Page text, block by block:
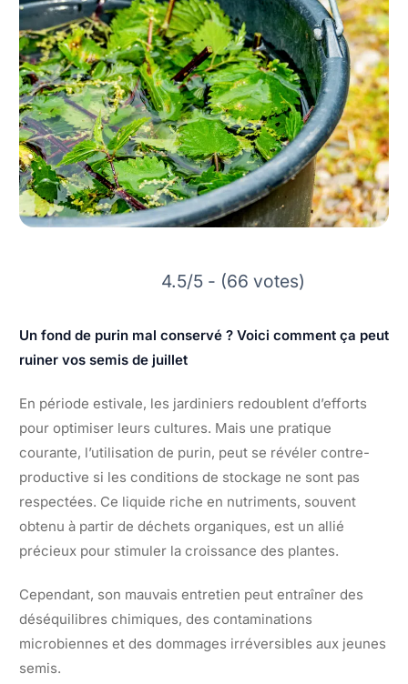
4.5/5 - (66 votes)
Un fond de purin mal conservé ? Voici comment ça peut
ruiner vos semis de juillet
En période estivale, les jardiniers redoublent d’efforts
pour optimiser leurs cultures. Mais une pratique
courante, l’utilisation de purin, peut se révéler contre-
productive si les conditions de stockage ne sont pas
respectées. Ce liquide riche en nutriments, souvent
obtenu à partir de déchets organiques, est un allié
précieux pour stimuler la croissance des plantes.
Cependant, son mauvais entretien peut entraîner des
déséquilibres chimiques, des contaminations
microbiennes et des dommages irréversibles aux jeunes
semis.